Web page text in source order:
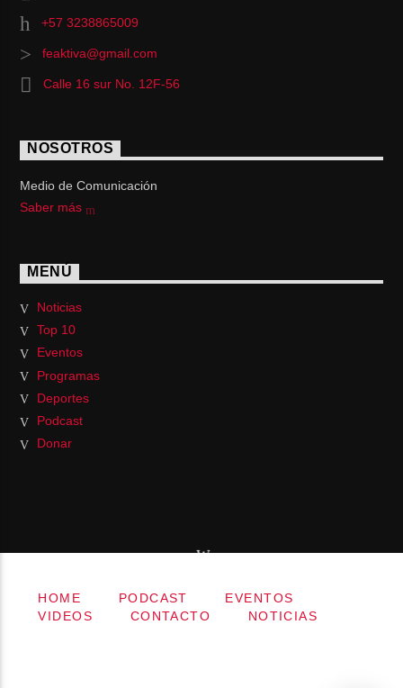
+57 3238865009
feaktiva@gmail.com
Calle 16 sur No. 12F-56
NOSOTROS
Medio de Comunicación
Saber más
MENÚ
Noticias
Top 10
Eventos
Programas
Deportes
Podcast
Donar
HOME PODCAST
EVENTOS
VIDEOS
CONTACTO NOTICIAS